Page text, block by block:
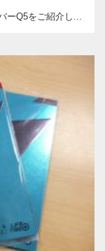
ーQ5をご紹介し...